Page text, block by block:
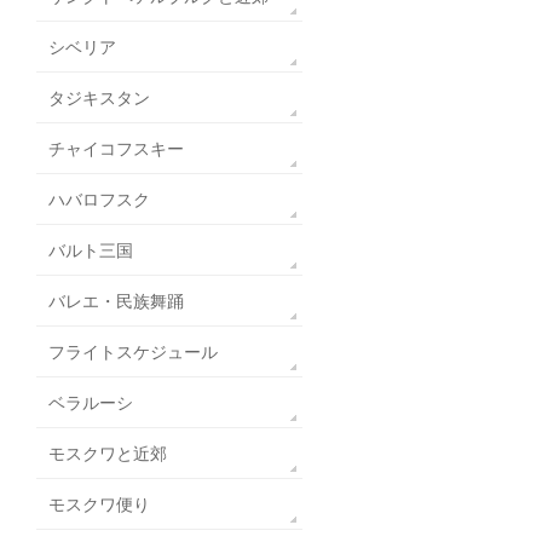
シベリア
タジキスタン
チャイコフスキー
ハバロフスク
バルト三国
バレエ・民族舞踊
フライトスケジュール
ベラルーシ
モスクワと近郊
モスクワ便り